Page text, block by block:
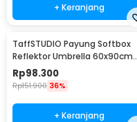
+ Keranjang
TaffSTUDIO Payung Softbox
Reflektor Umbrella 60x90cm
E27 Single Socket - LD-TZ206
Rp98.300
Rp151.900 36%
+ Keranjang